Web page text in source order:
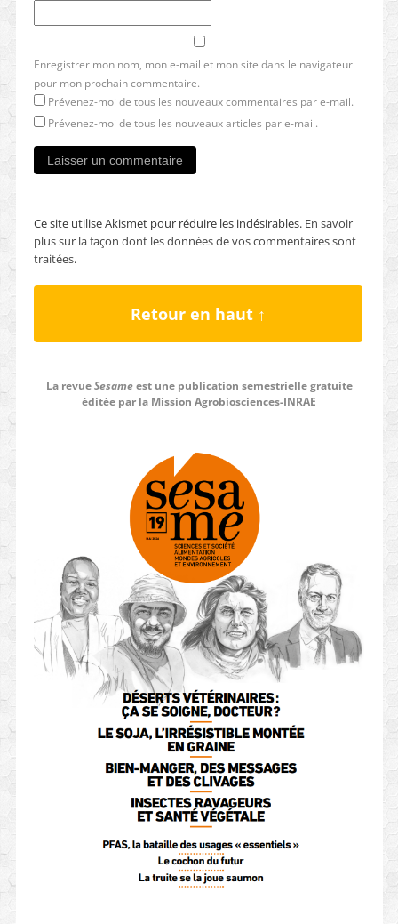
Enregistrer mon nom, mon e-mail et mon site dans le navigateur
pour mon prochain commentaire.
Prévenez-moi de tous les nouveaux commentaires par e-mail.
Prévenez-moi de tous les nouveaux articles par e-mail.
Ce site utilise Akismet pour réduire les indésirables. En savoir
plus sur la façon dont les données de vos commentaires sont
traitées.
Retour en haut ↑
La revueSesameest une publication semestrielle gratuite
éditée par la Mission Agrobiosciences-INRAE